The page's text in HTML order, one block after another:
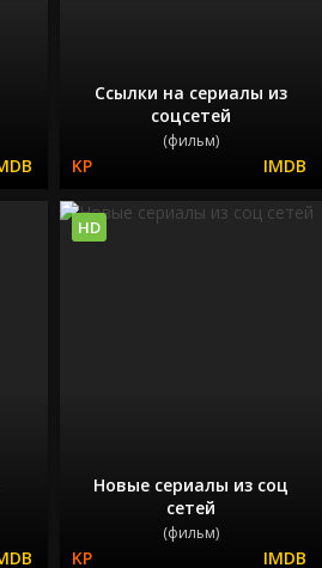
Ссылки на сериалы из
соцсетей
(фильм)
Новые сериалы из соц
сетей
(фильм)
HD